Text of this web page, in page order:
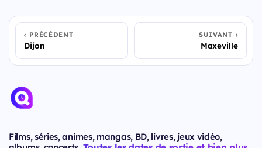
PRÉCÉDENT
Dijon
SUIVANT
Maxeville
Films, séries, animes, mangas, BD, livres, jeux vidéo,